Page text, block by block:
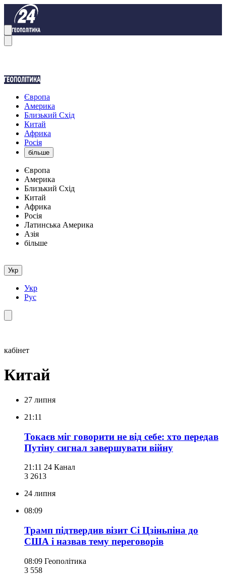
Європа
Америка
Близький Схід
Китай
Африка
Росія
більше
Європа
Америка
Близький Схід
Китай
Африка
Росія
Латинська Америка
Азія
більше
Укр
Укр
Рус
кабінет
Китай
27 липня
21:11
Токаєв міг говорити не від себе: хто передав
Путіну сигнал завершувати війну
21:11 24 Канал
3 2613
24 липня
08:09
Трамп підтвердив візит Сі Цзіньпіна до
США і назвав тему переговорів
08:09 Геополітика
3 558